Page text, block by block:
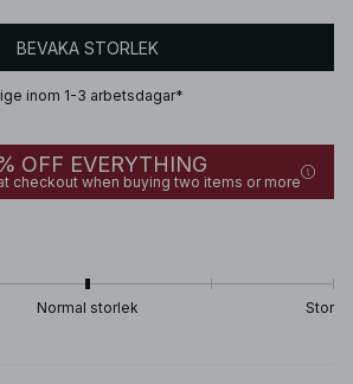
BEVAKA STORLEK
inom 1-3 arbetsdagar*
OFF EVERYTHING
checkout when buying two items or more
Normal storlek Stor